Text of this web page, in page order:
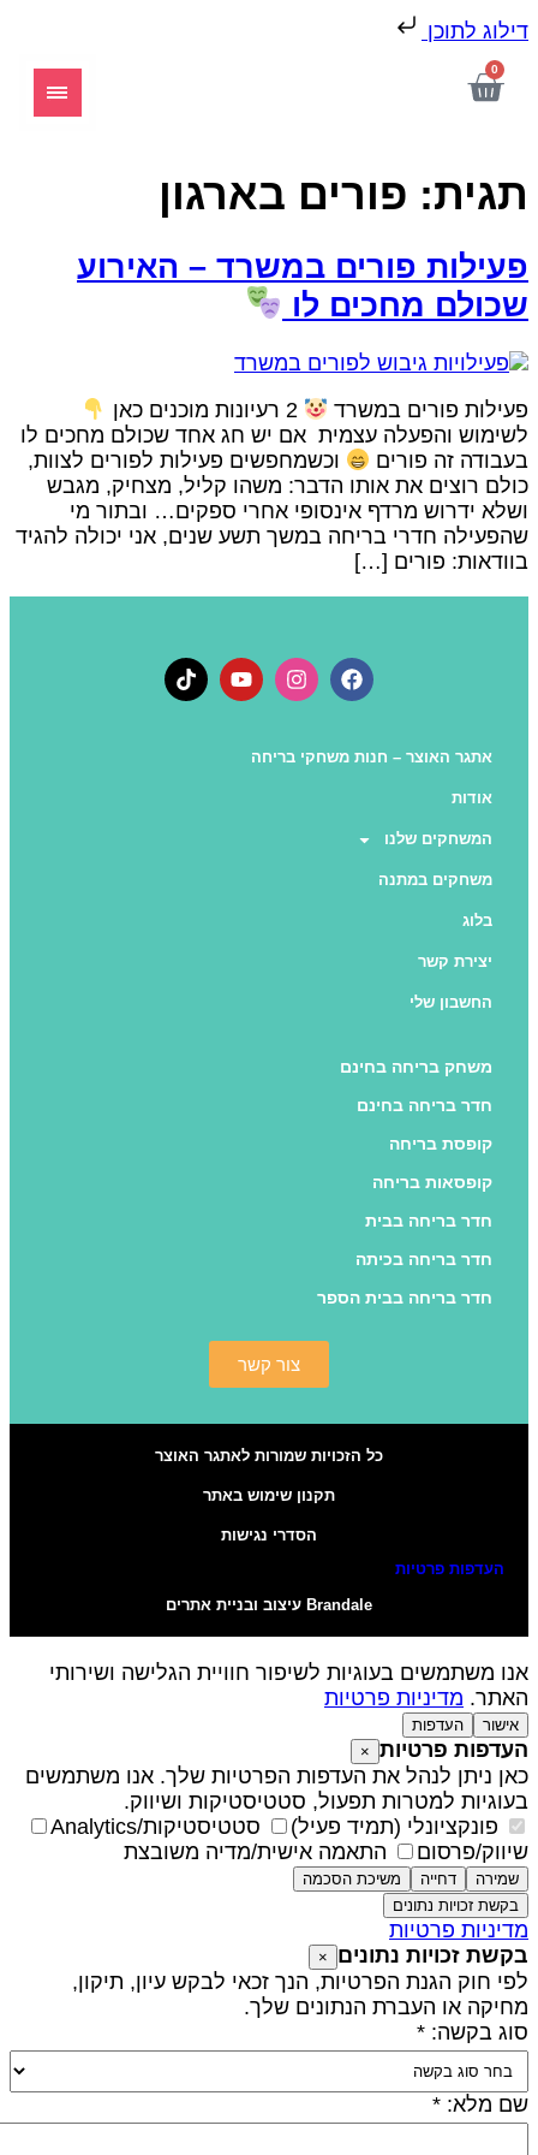
לתוכן
פורים בארגון
פורים במשרד – האירוע
מחכים לו
פורים במשרד
2 רעיונות מוכנים כאן
והפעלה עצמית אם יש חג אחד שכולם מחכים לו
זה פורים
וכשמחפשים פעילות לפורים לצוות,
רוצים את אותו הדבר: משהו קליל, מצחיק, מגבש
ידרוש מרדף אינסופי אחרי ספקים… ובתור מי
חדרי בריחה במשך תשע שנים, אני יכולה להגיד
פורים […]
אתגר האוצר – חנות משחקי בריחה
אודות
המשחקים שלנו
משחקים במתנה
בלוג
יצירת קשר
החשבון שלי
משחק בריחה בחינם
חדר בריחה בחינם
קופסת בריחה
קופסאות בריחה
חדר בריחה בבית
חדר בריחה בכיתה
חדר בריחה בבית הספר
צור קשר
כל הזכויות שמורות לאתגר האוצר
תקנון שימוש באתר
הסדרי נגישות
העדפות פרטיות
Brandale עיצוב ובניית אתרים
משתמשים בעוגיות לשיפור חוויית הגלישה ושירותי
מדיניות פרטיות
אישור העדפות
פרטיות ×
ניתן לנהל את העדפות הפרטיות שלך. אנו משתמשים
למטרות תפעול, סטטיסטיקות ושיווק.
פונקציונלי (תמיד פעיל)
סטטיסטיקות/Analytics
פרסום
התאמה אישית/מדיה משובצת
שמירה דחייה
משיכת הסכמה
בקשת זכויות נתונים
פרטיות
זכויות נתונים
חוק הגנת הפרטיות, הנך זכאי לבקש עיון, תיקון,
או העברת הנתונים שלך.
בקשה: *
מלא: *